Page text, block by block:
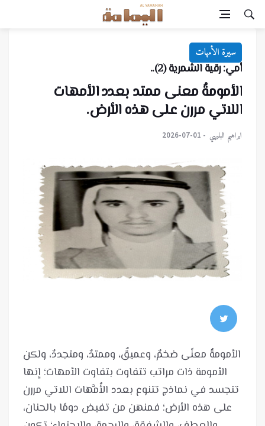
سيرة الأمهات
أمي: رقية الشمرية (2)..
الأمومةُ معنى ممتد بعدد الأمهات
اللاتي مررن على هذه الأرض.
ابراهيم البليهي 2026-07-01
الأمومةُ معنًى ضخمٌ، وعميقٌ، وممتدٌ، ومتجددٌ، ولكن
الأمومة ذات مراتب تتفاوت بتفاوت الأمهات؛ إنها
تتجسد في نماذج تتنوع بعدد الأُمَّهات اللاتي مررن
على هذه الأرض؛ فمنهن من تفيض دومًا بالحنان،